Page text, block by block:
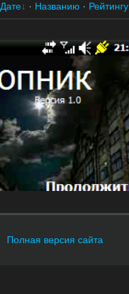
Дате · Названию · Рейтингу
Полная версия сайта